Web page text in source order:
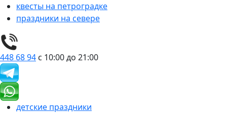
квесты на петроградке
праздники на севере
448 68 94 с 10:00 до 21:00
детские праздники